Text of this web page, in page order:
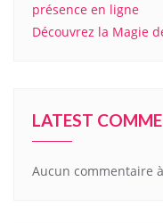
présence en ligne
Découvrez la Magie
LATEST
Aucun commentaire